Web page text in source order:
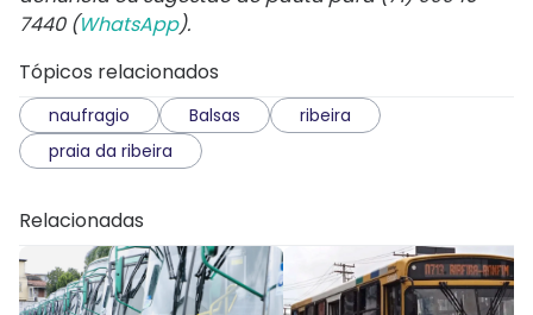
7440 (WhatsApp).
Tópicos relacionados
naufragio Balsas
ribeira
praia da ribeira
Relacionadas